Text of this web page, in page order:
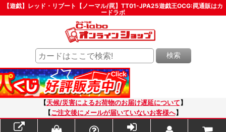
【遊戯】レッド・リブート【ノーマル/罠】TT01-JPA25遊戯王OCG:罠通販はカ
ードラボ
検索
【天候/災害によるお荷物のお届け遅延について 】
【ご注文後にメールが届いていないお客様へ】